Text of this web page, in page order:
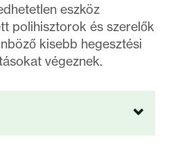
eszköz
polihisztorok és szerelők
kisebb hegesztési
végeznek.